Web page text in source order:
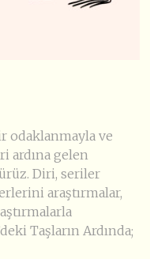
odaklanmayla ve
ardına gelen
Diri, seriler
araştırmalar,
Taşların Ardında;